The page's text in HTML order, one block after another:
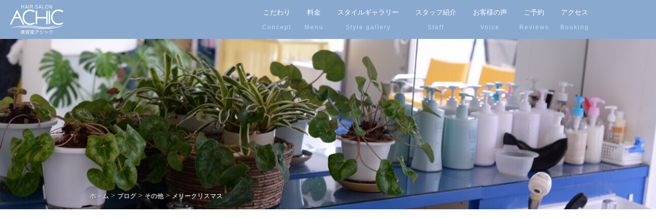
こだわり 料金 スタイルギャラリー スタッフ紹介 お客様の声 ご予約 アクセス
ホ－ム> ブログ> その他 > メリークリスマス